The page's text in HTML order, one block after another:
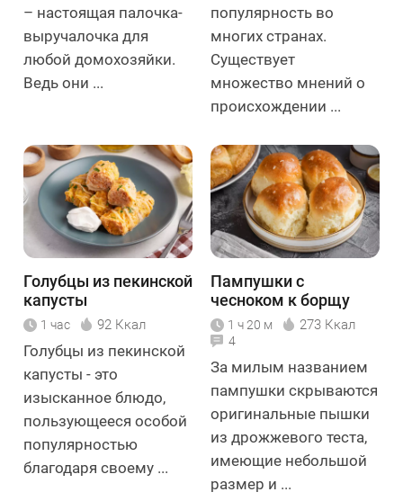
– настоящая палочка-
выручалочка для
любой домохозяйки.
Ведь они ...
популярность во
многих странах.
Существует
множество мнений о
происхождении ...
Голубцы из пекинской
капусты
1 час 92 Ккал
Голубцы из пекинской
капусты - это
изысканное блюдо,
пользующееся особой
популярностью
благодаря своему ...
Пампушки с
чесноком к борщу
1 ч 20 м 273 Ккал
4
За милым названием
пампушки скрываются
оригинальные пышки
из дрожжевого теста,
имеющие небольшой
размер и ...